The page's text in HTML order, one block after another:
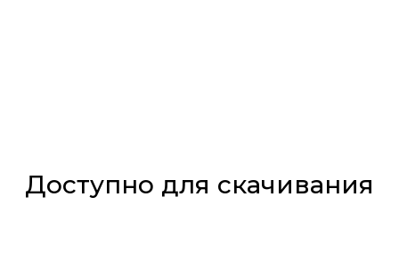
Доступно для скачивания